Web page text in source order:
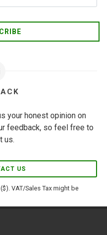
your honest opinion on
feedback, so feel free to
us.
US
VAT/Sales Tax might be